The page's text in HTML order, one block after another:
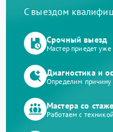
С выездом
Срочный выезд
Мастер приедет
Диагностика и
Определим причину
Мастера со
Работаем с